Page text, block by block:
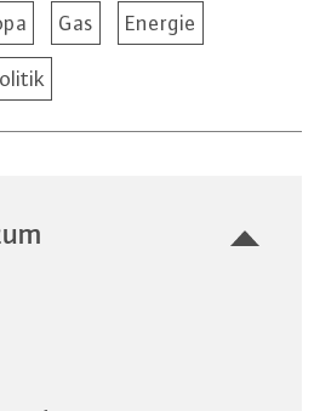
Gas Energie